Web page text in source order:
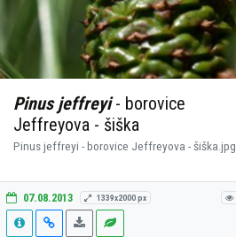
Pinus jeffreyi- borovice
Jeffreyova - šiška
Pinus jeffreyi - borovice Jeffreyova - šiška.jpg
07.08.2013 1339x2000 px